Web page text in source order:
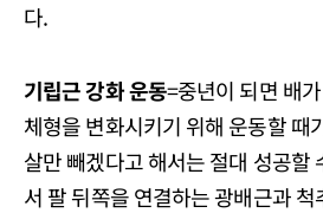
다.
기립근 강화 운동=중년이 되면 배
체형을 변화시키기 위해 운동할 때
살만 빼겠다고 해서는 절대 성공할
서 팔 뒤쪽을 연결하는 광배근과